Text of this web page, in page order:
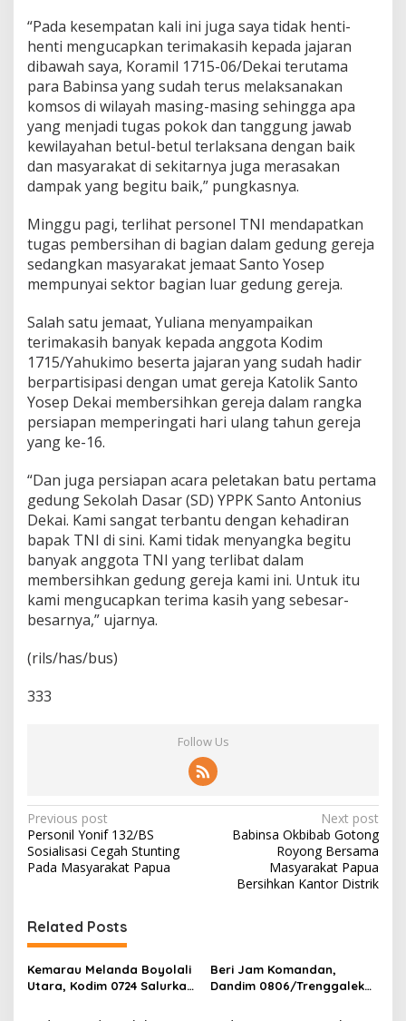
e
p
D
e
k
a
i
“Pada kesempatan kali ini juga saya tidak henti-
henti mengucapkan terimakasih kepada jajaran
dibawah saya, Koramil 1715-06/Dekai terutama
para Babinsa yang sudah terus melaksanakan
komsos di wilayah masing-masing sehingga apa
yang menjadi tugas pokok dan tanggung jawab
kewilayahan betul-betul terlaksana dengan baik
dan masyarakat di sekitarnya juga merasakan
dampak yang begitu baik,” pungkasnya.
Minggu pagi, terlihat personel TNI mendapatkan
tugas pembersihan di bagian dalam gedung gereja
sedangkan masyarakat jemaat Santo Yosep
mempunyai sektor bagian luar gedung gereja.
Salah satu jemaat, Yuliana menyampaikan
terimakasih banyak kepada anggota Kodim
1715/Yahukimo beserta jajaran yang sudah hadir
berpartisipasi dengan umat gereja Katolik Santo
Yosep Dekai membersihkan gereja dalam rangka
persiapan memperingati hari ulang tahun gereja
yang ke-16.
“Dan juga persiapan acara peletakan batu pertama
gedung Sekolah Dasar (SD) YPPK Santo Antonius
Dekai. Kami sangat terbantu dengan kehadiran
bapak TNI di sini. Kami tidak menyangka begitu
banyak anggota TNI yang terlibat dalam
membersihkan gedung gereja kami ini. Untuk itu
kami mengucapkan terima kasih yang sebesar-
besarnya,” ujarnya.
(rils/has/bus)
333
Follow Us
P
o
s
n
a
v
Previous post
Personil Yonif 132/BS
Sosialisasi Cegah Stunting
Pada Masyarakat Papua
Next post
Babinsa Okbibab Gotong
Royong Bersama
Masyarakat Papua
Bersihkan Kantor Distrik
Related Posts
Kemarau Melanda Boyolali
Utara, Kodim 0724 Salurkan
Beri Jam Komandan,
Dandim 0806/Trenggalek